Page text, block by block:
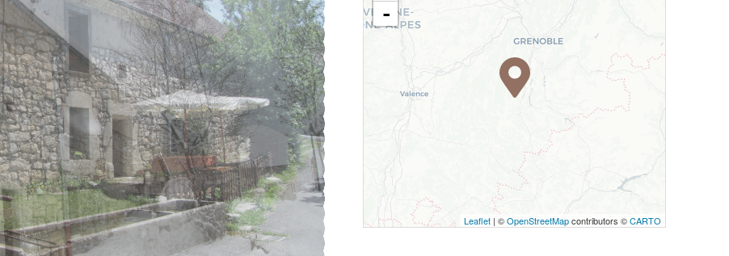
-
Leaflet | ©OpenStreetMapcontributors ©CARTO